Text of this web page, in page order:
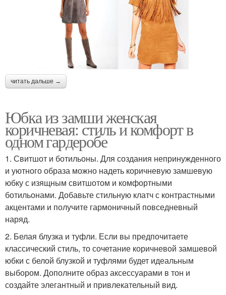
читать дальше →
Юбка из замши женская
коричневая: стиль и комфорт в
одном гардеробе
1. Свитшот и ботильоны. Для создания непринужденного
и уютного образа можно надеть коричневую замшевую
юбку с изящным свитшотом и комфортными
ботильонами. Добавьте стильную клатч с контрастными
акцентами и получите гармоничный повседневный
наряд.
2. Белая блузка и туфли. Если вы предпочитаете
классический стиль, то сочетание коричневой замшевой
юбки с белой блузкой и туфлями будет идеальным
выбором. Дополните образ аксессуарами в тон и
создайте элегантный и привлекательный вид.